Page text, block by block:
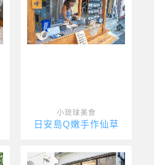
小琉球美食
日安島Q嫩手作仙草